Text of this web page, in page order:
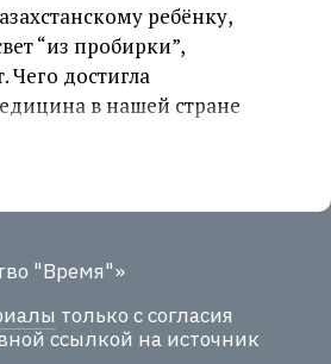
ребёнку,
“из пробирки”,
Чего достигла
в нашей стране
"Время"»
только с согласия
ссылкой на источник